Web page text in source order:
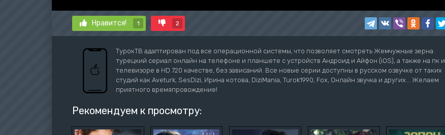
Нравится! 1 2
ТурокТВ адаптирован под все операционной системы, что позволяет смотреть Жемчужные зерна
турецкий сериал онлайн на телефоне и планшете с устройств Андроид и Айфон (iOS), а также на пк и
телевизоре в HD 720 качестве, без зависаний. Все новые серии доступны в русском озвучке от таких
студий как Aveturk, SesDizi, Ирина котова, DiziMania, Turok1990, Fox, Онлайн звучка и других... Желаем
приятного времяпровождение!
Рекомендуем к просмотру: